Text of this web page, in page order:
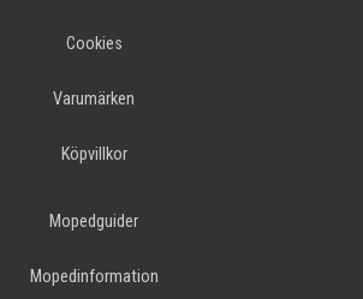
Cookies
Varumärken
Köpvillkor
Mopedguider
Mopedinformation